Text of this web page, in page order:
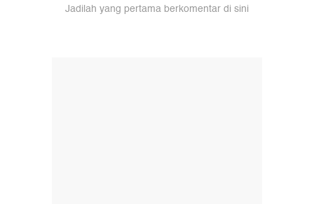
Jadilah yang pertama berkomentar di sini